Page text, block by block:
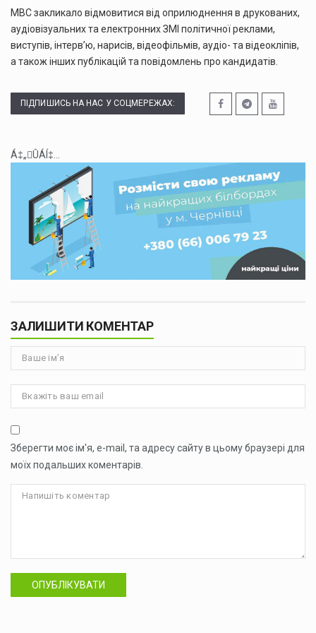
МВС закликало відмовитися від оприлюднення в друкованих,
аудіовізуальних та електронних ЗМІ політичної реклами,
виступів, інтерв’ю, нарисів, відеофільмів, аудіо- та відеокліпів,
а також інших публікацій та повідомлень про кандидатів.
ПІДПИШИСЬ НА НАС У СОЦМЕРЕЖАХ:
Á‡„ÛÁÍ‡...
ЗАЛИШИТИ КОМЕНТАР
Зберегти моє ім'я, e-mail, та адресу сайту в цьому браузері для
моїх подальших коментарів.
ОПУБЛІКУВАТИ